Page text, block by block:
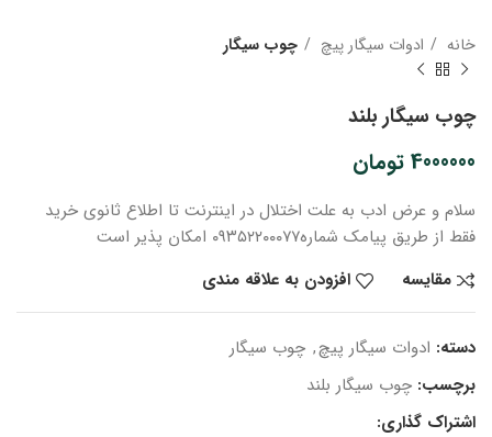
خانه ادوات سیگار پیچ چوب سیگار
چوب سیگار بلند
4000000 تومان
سلام و عرض ادب به علت اختلال در اینترنت تا اطلاع ثانوی خرید
فقط از طریق پیامک شماره۰۹۳۵۲۲۰۰۰۷۷ امکان پذیر است
مقایسه
افزودن به علاقه مندی
دسته: ادوات سیگار پیچ, چوب سیگار
برچسب: چوب سیگار بلند
اشتراک گذاری: